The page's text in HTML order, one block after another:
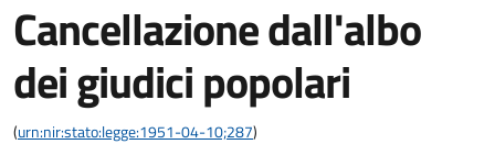
Cancellazione dall'albo
dei giudici popolari
(urn:nir:stato:legge:1951-04-10;287)